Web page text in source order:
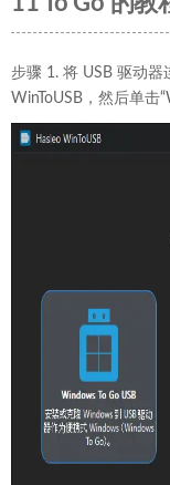
步骤 1. 将 USB 驱动
WinToUSB，然后单击